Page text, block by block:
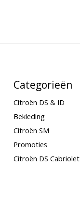
Categorieën
Citroën DS & ID
Bekleding
Citroën SM
Promoties
Citroën DS Cabriolet